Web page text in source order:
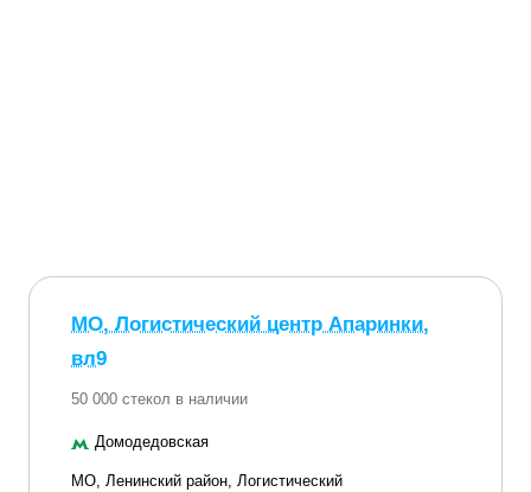
МО, Логистический центр Апаринки,
вл9
50 000 стекол в наличии
Домодедовская
МО, Ленинский район, Логистический